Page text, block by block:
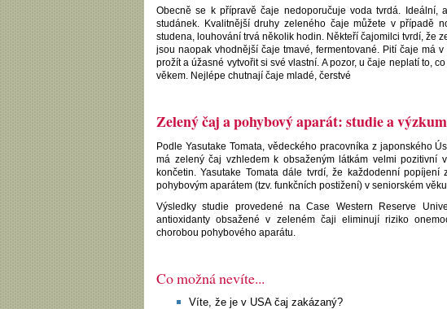
Obecně se k přípravě čaje nedoporučuje voda tvrdá. Ideální,
studánek. Kvalitnější druhy zeleného čaje můžete v případě
studena, louhování trvá několik hodin. Někteří čajomilci tvrdí, že
jsou naopak vhodnější čaje tmavé, fermentované. Pití čaje má
prožít a úžasné vytvořit si své vlastní. A pozor, u čaje neplatí to,
věkem. Nejlépe chutnají čaje mladé, čerstvé
Zelený čaj a pohybový aparát: studie a výzkum
Podle Yasutake Tomata, vědeckého pracovníka z japonského
má zelený čaj vzhledem k obsaženým látkám velmi pozitivní
končetin. Yasutake Tomata dále tvrdí, že každodenní
pohybovým aparátem (tzv. funkčních postižení) v seniorském věku.
Výsledky studie provedené na Case Western Reserve
antioxidanty obsažené v zeleném čaji eliminují riziko
chorobou pohybového aparátu.
Co možná nevíte...
Víte, že je v USA čaj zakázaný?